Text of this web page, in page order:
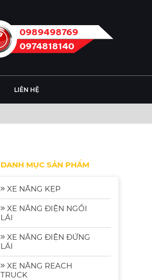
0989498769
0974818140
LIÊN HỆ
DANH MỤC SẢN PHẨM
XE NÂNG KẸP
XE NÂNG ĐIỆN NGỒI
LÁI
XE NÂNG ĐIỆN ĐỨNG
LÁI
XE NÂNG REACH
TRUCK
2.5 Tấn
Komat'su FE25-2
| Xe Nâng Nhập
Liên hệ